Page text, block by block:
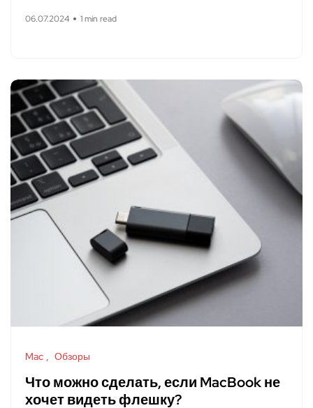
06.07.2024 1 min read
Mac Обзоры
Что можно сделать, если MacBook не
хочет видеть флешку?